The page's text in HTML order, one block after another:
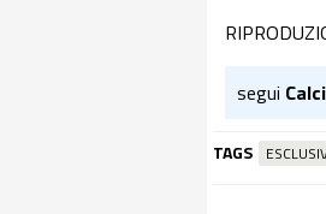
segui
TAGS